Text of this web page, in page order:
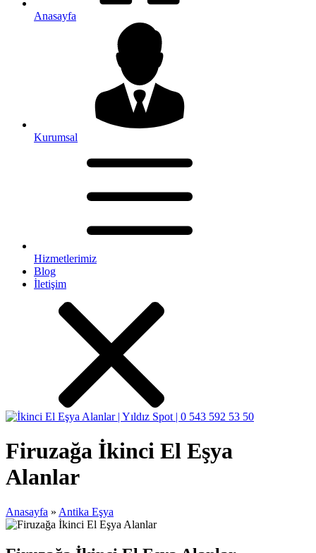
Anasayfa
Kurumsal
Hizmetlerimiz
Blog
İletişim
Firuzağa İkinci El Eşya
Alanlar
Anasayfa » Antika Eşya